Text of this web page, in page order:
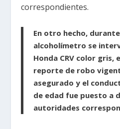
correspondientes.
En otro hecho,
alcoholímetro se
Honda CRV color gris,
reporte de robo
asegurado y el
de edad fue puesto a
autoridades